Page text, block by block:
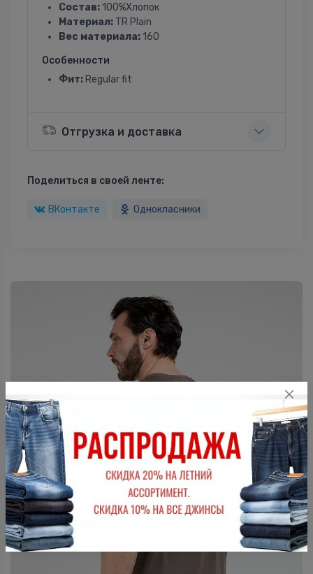
Состав: 100%Хлопок
Материал: TR Plain
Вес материала: 160
Особенности
Фит: Regular fit
Отгрузка и доставка
Поделиться в своей ленте:
ВКонтакте Однокласники